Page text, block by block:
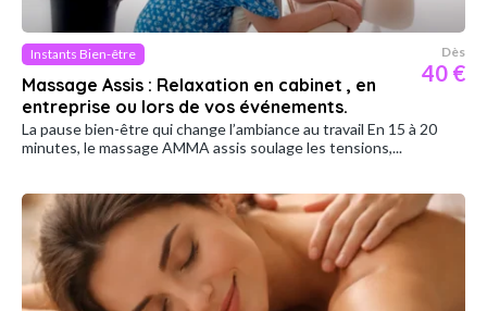
Instants Bien-être
Massage Assis : Relaxation en cabinet , en
entreprise ou lors de vos événements.
Dès
40 €
La pause bien-être qui change l’ambiance au travail En 15 à 20
minutes, le massage AMMA assis soulage les tensions,...